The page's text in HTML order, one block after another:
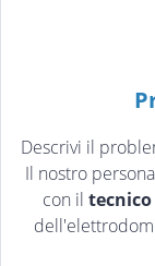
Descrivi il
Il nostro
con il